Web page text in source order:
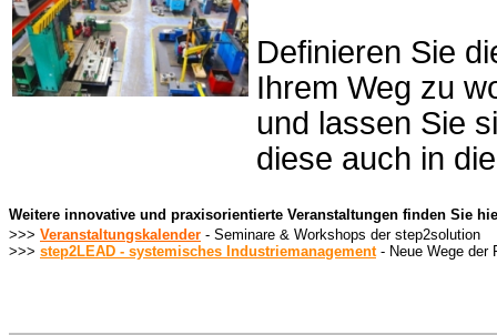
Definieren Sie
Ihrem Weg zu
und lassen Sie
diese auch in
Weitere innovative und praxisorientierte Veranstaltungen finden Sie
>>> Veranstaltungskalender - Seminare & Workshops der step2solution
>>> step2LEAD - systemisches Industriemanagement- Neue Wege der